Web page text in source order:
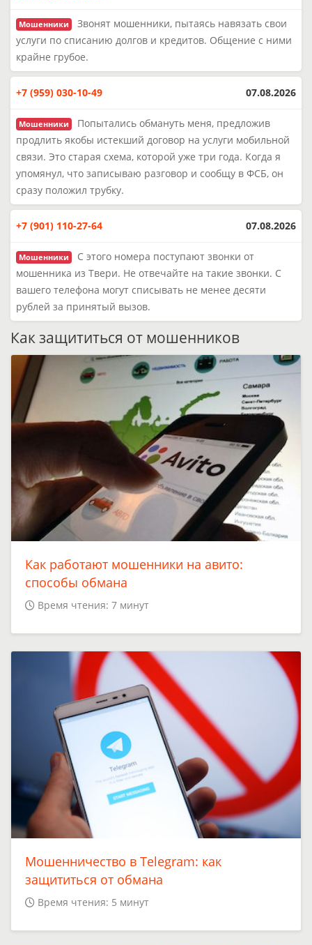
Мошенники
Звонят мошенники, пытаясь навязать свои
услуги по списанию долгов и кредитов. Общение с ними
крайне грубое.
+7 (959) 030-10-49 07.08.2026
Мошенники
Попытались обмануть меня, предложив
продлить якобы истекший договор на услуги мобильной
связи. Это старая схема, которой уже три года. Когда я
упомянул, что записываю разговор и сообщу в ФСБ, он
сразу положил трубку.
+7 (901) 110-27-64 07.08.2026
Мошенники
С этого номера поступают звонки от
мошенника из Твери. Не отвечайте на такие звонки. С
вашего телефона могут списывать не менее десяти
рублей за принятый вызов.
Как защититься от мошенников
Как работают мошенники на авито:
способы обмана
Время чтения: 7 минут
Мошенничество в Telegram: как
защититься от обмана
Время чтения: 5 минут